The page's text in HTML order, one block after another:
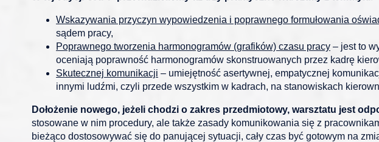
Wskazywania przyczyn wypowiedzenia i poprawnego formułowania
sądem pracy,
Poprawnego tworzenia harmonogramów (grafików) czasu pracy – jest to
oceniają poprawność harmonogramów skonstruowanych przez kadrę
Skutecznej komunikacji – umiejętność asertywnej, empatycznej
innymi ludźmi, czyli przede wszystkim w kadrach, na stanowiskach
Dołożenie nowego, jeżeli chodzi o zakres przedmiotowy, warsztatu jest
stosowane w nim procedury, ale także zasady komunikowania się z
bieżąco dostosowywać się do panującej sytuacji, cały czas być gotowym na